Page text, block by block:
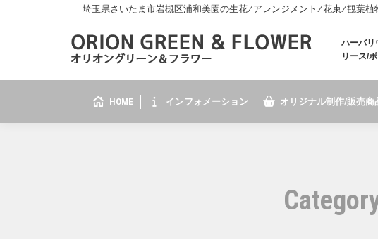
埼玉県さいたま市岩槻区浦和美園の生花/アレンジメント/花束/観葉植
ハーバリ
リース/
HOME インフォメーション オリジナル制作/販売商